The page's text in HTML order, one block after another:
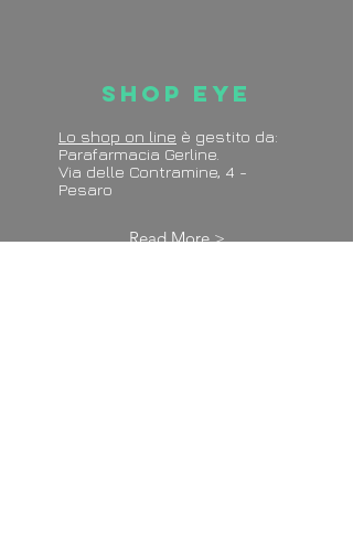
Shop Eye
Lo shop on line è gestito da:
Parafarmacia Gerline.
Via delle Contramine, 4 -
Pesaro
Read More >